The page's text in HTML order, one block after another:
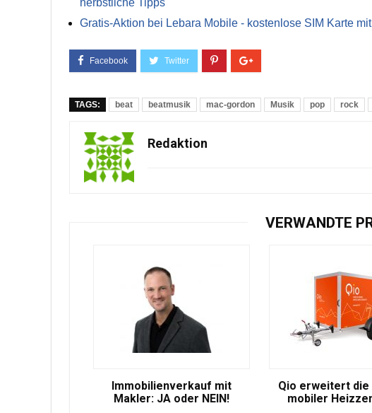
herbstliche Tipps
Gratis-Aktion bei Lebara Mobile - kostenlose SIM Karte
TAGS: beat beatmusik mac-gordon Musik pop rock
Redaktion
VERWANDTE
Immobilienverkauf mit
Makler: JA oder NEIN!
Qio erweitert die
mobiler